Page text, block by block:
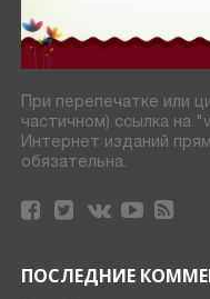
При перепечатке или
частичном) ссылка на
Интернет изданий
обязательна.
ПОСЛЕДНИЕ